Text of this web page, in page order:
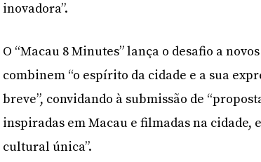
inovadora”.
O “Macau 8 Minutes” lança o desafio a
combinem “o espírito da cidade e a sua
breve”, convidando à submissão de
inspiradas em Macau e filmadas na cidade,
cultural única”.